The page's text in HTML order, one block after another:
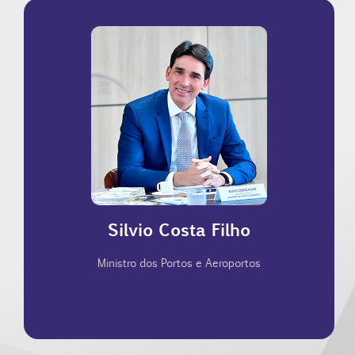
Silvio Costa Filho
Ministro dos Portos e Aeroportos
Silvio Costa Filho é Ministro dos Portos e
Aeroportos e tem liderado iniciativas estratégicas
para modernizar a infraestrutura logística do país.
Sob sua gestão, o setor portuário brasileiro
registrou crescimento histórico, com aumento de
5% no valor global e quase 7% nos portos
públicos em 2024. Além disso, lançou o programa
AmpliAR, o maior da história da aviação regional
brasileira, visando expandir a conectividade e
impulsionar o desenvolvimento econômico e
social.